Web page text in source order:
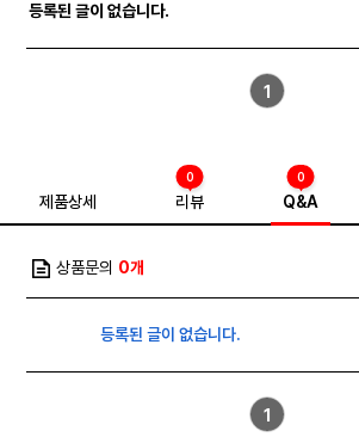
등록된 글이 없습니다.
1
제품상세 리뷰
0
Q&A
0
상품문의 0개
등록된 글이 없습니다.
1